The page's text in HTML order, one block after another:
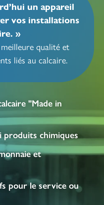
un appareil
vos installations
»
qualité et
liés au calcaire.
"Made in
produits chimiques
et
pour le service ou